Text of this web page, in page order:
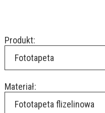
Produkt:
Fototapeta
Materiał:
Fototapeta flizelinowa